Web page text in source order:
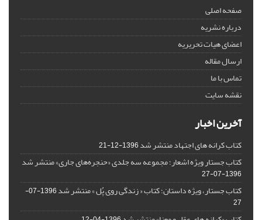
صفحه اصلی
درباره نشریه
اعضای هیات تحریریه
ارسال مقاله
تماس با ما
نقشه سایت
آخرین اخبار
کتاب کرانه های اجتهاد منتشر شد1396-12-21
کتاب جستار ویژه اشعار؛ مجموعه سه جلدی «حنجره‌های جاری» منتشر شد
1396-07-27
کتاب جستار، ویژه داستان؛ کتاب « زندگی روی پُل » منتشر شد
1396-07-
27